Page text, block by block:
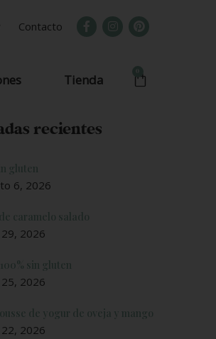
Contacto
Tienda
recientes
gluten
6, 2026
caramelo salado
29, 2026
sin gluten
25, 2026
de yogur de oveja y mango
22, 2026